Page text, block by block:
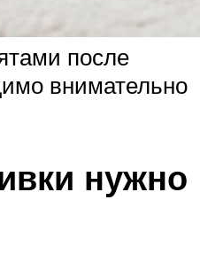
после
внимательно
нужно